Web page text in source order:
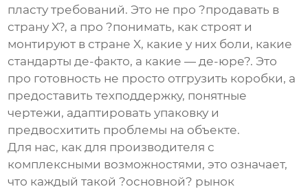
пласту требований. Это не про ?продавать в
страну X?, а про ?понимать, как строят и
монтируют в стране X, какие у них боли, какие
стандарты де-факто, а какие — де-юре?. Это
про готовность не просто отгрузить коробки, а
предоставить техподдержку, понятные
чертежи, адаптировать упаковку и
предвосхитить проблемы на объекте.
Для нас, как для производителя с
комплексными возможностями, это означает,
что каждый такой ?основной? рынок